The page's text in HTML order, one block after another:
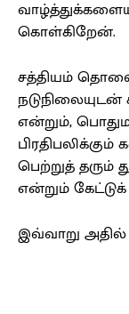
கொள்கிறேன்.
சத்தியம்
என்றும்,
பெற்றுத்
என்றும்
இவ்வாறு அதில்